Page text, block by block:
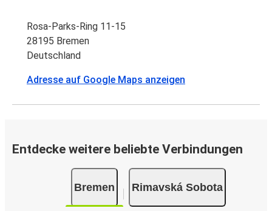
Rosa-Parks-Ring 11-15
28195 Bremen
Deutschland
Adresse auf Google Maps anzeigen
Entdecke weitere beliebte Verbindungen
Bremen Rimavská Sobota